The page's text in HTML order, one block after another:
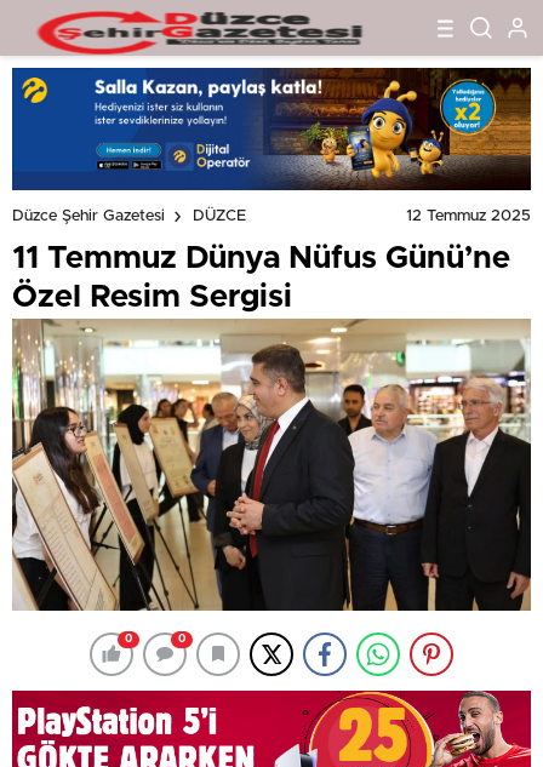
Düzce Şehir Gazetesi DÜZCE 12 Temmuz 2025
11 Temmuz Dünya Nüfus Günü’ne
Özel Resim Sergisi
0 0